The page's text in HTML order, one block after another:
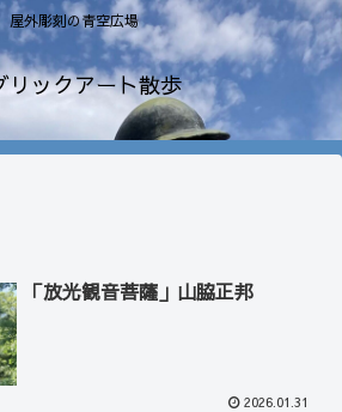
屋外彫刻の青空広場
リックアート散歩
「放光観音菩薩」山脇正邦
2026.01.31